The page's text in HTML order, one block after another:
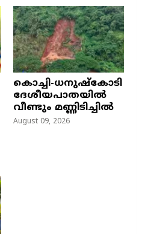
കൊച്ചി-ധനുഷ്കോടി
ദേശീയപാതയിൽ
വീണ്ടും മണ്ണിടിച്ചിൽ
August 09, 2026